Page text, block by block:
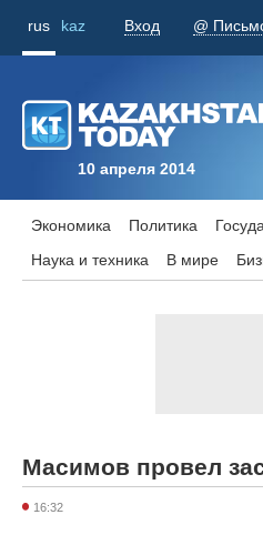
rus kaz Вход @
10 апреля 2014
Экономика Политика
Наука и техника
В мире
Масимов провел
16:32